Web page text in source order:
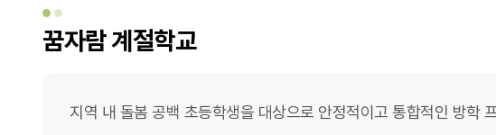
꿈자람 계절학교
지역 내 돌봄 공백 초등학생을 대상으로 안정적이고 통합적인 방학